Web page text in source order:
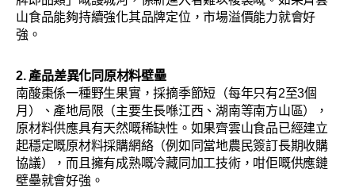
山食品能夠持續強化其品牌定位，市場溢價能力就會好
強。
2. 產品差異化同原材料壁壘
南酸棗係一種野生果實，採摘季節短（每年只有2至3個
月）、產地局限（主要生長喺江西、湖南等南方山區），
原材料供應具有天然嘅稀缺性。如果齊雲山食品已經建立
起穩定嘅原材料採購網絡（例如同當地農民簽訂長期收購
協議），而且擁有成熟嘅冷藏同加工技術，咁佢嘅供應鏈
壁壘就會好強。